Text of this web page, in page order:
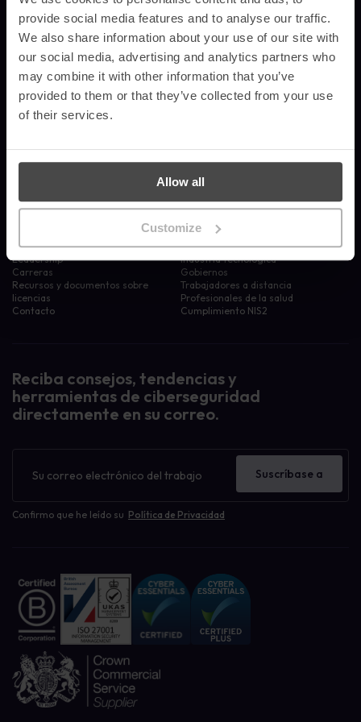
provide social media features and to analyse our traffic.
We also share information about your use of our site with
our social media, advertising and analytics partners who
may combine it with other information that you’ve
provided to them or that they’ve collected from your use
of their services.
Allow all
Customize
Solicitar una demo
Productos
Concienciación sobre seguridad
automatizada
Simulación avanzada de phishing
Recursos
Blog
Estudios de caso
Carteles
Sobre nosotros
Leadership
Carreras
Recursos y documentos sobre
licencias
Contacto
Servicios financieros
Empresas
Sector educativo
Industria tecnológica
Gobiernos
Trabajadores a distancia
Profesionales de la salud
Cumplimiento NIS2
Reciba consejos, tendencias y
herramientas de ciberseguridad
directamente en su correo.
Confirmo que he leído su Política de Privacidad
Suscríbase a